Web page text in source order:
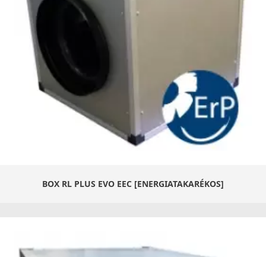
BOX RL PLUS EVO EEC [ENERGIATAKARÉKOS]